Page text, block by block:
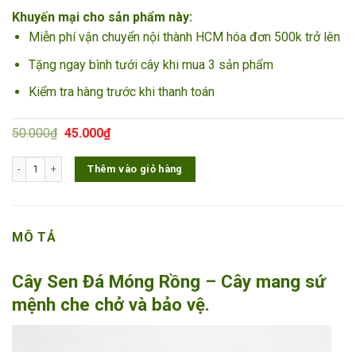
50.000₫.
tại
là:
45.000₫.
Khuyến mại cho sản phẩm này:
Miễn phí vận chuyển nội thành HCM hóa đơn 500k trở lên
Tặng ngay bình tưới cây khi mua 3 sản phẩm
Kiểm tra hàng trước khi thanh toán
50.000₫ Giá
là:
50.000₫.
45.000₫Giá
hiện
tại
là:
45.000₫.
Cây Sen Đá Móng Rồng số lượng
Thêm vào giỏ hàng
MÔ TẢ
Cây Sen Đá Móng Rồng – Cây mang sứ
mệnh che chở và bảo vệ.